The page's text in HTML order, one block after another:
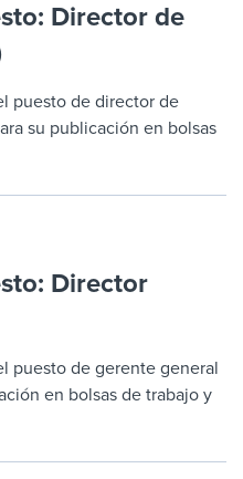
attracting people
work processes
& reports
Academy
life
resources
Director de
puesto de director de
su publicación en bolsas
Director
puesto de gerente general
en bolsas de trabajo y